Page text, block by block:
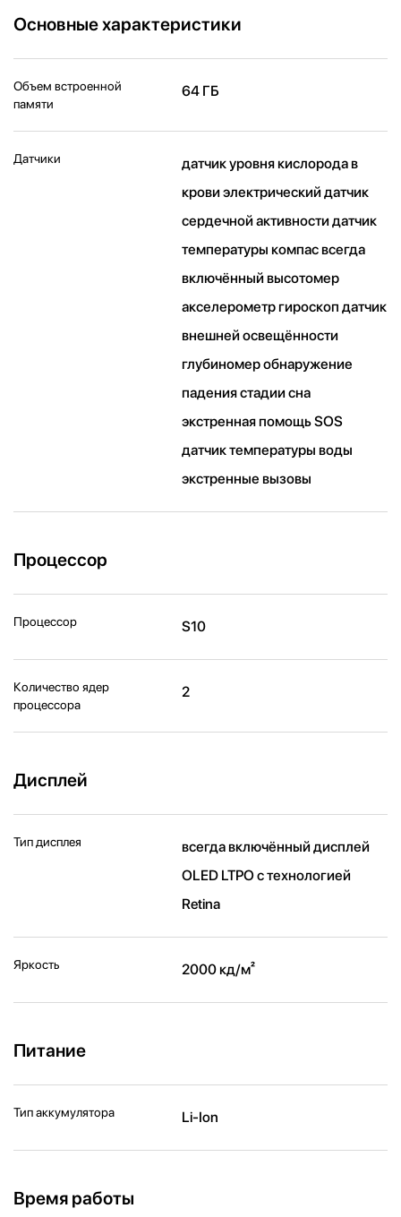
Основные характеристики
Объем встроенной
памяти
64 ГБ
Датчики
датчик уровня кислорода в
крови электрический датчик
сердечной активности датчик
температуры компас всегда
включённый высотомер
акселерометр гироскоп датчик
внешней освещённости
глубиномер обнаружение
падения стадии сна
экстренная помощь SOS
датчик температуры воды
экстренные вызовы
Процессор
Процессор S10
Количество ядер
процессора
2
Дисплей
Тип дисплея
всегда включённый дисплей
OLED LTPO с технологией
Retina
Яркость 2000 кд/ м²
Питание
Тип аккумулятора Li-Ion
Время работы